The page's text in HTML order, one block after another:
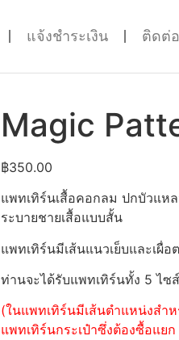
แจ้งชำระเงิน ติดต่
Magic
฿350.00
แพทเทิร์นเสื้อคอกลม ปกบัวแห
ระบายชายเสื้อแบบสั้น
แพทเทิร์นมีเส้นแนวเย็บและเผื่อ
ท่านจะได้รับแพทเทิร์นทั้ง 5 ไซส์
(ในแพทเทิร์นมีเส้นตำแหน่งสำ
แพทเทิร์นกระเป๋าซึ่งต้องซื้อแย